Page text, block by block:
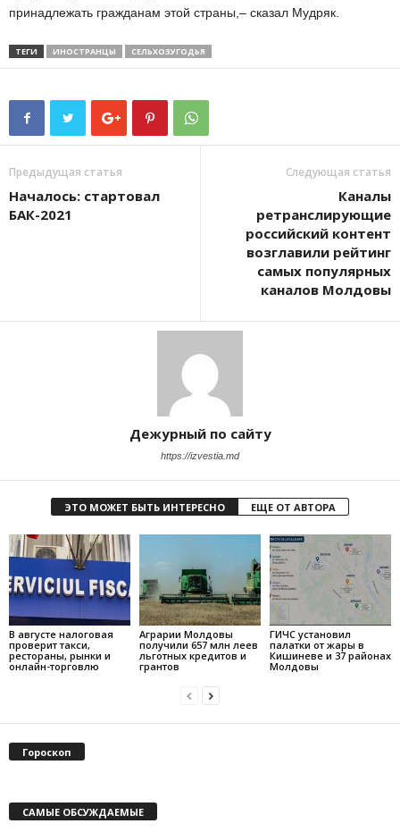
принадлежать гражданам этой страны,– сказал Мудряк.
ТЕГИ ИНОСТРАНЦЫ СЕЛЬХОЗУГОДЬЯ
Предыдущая статья
Началось: стартовал
БАК-2021
Следующая статья
Каналы
ретранслирующие
российский контент
возглавили рейтинг
самых популярных
каналов Молдовы
Дежурный по сайту
https://izvestia.md
ЭТО МОЖЕТ БЫТЬ ИНТЕРЕСНО ЕЩЕ ОТ АВТОРА
В августе налоговая
проверит такси,
рестораны, рынки и
онлайн-торговлю
Аграрии Молдовы
получили 657 млн леев
льготных кредитов и
грантов
ГИЧС установил
палатки от жары в
Кишиневе и 37 районах
Молдовы
Гороскоп
САМЫЕ ОБСУЖДАЕМЫЕ